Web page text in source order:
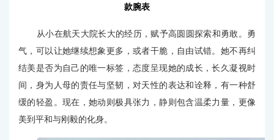
款腕表
从小在航天大院长大的经历，赋予高圆圆探索和勇敢。勇
气，可以让她继续想象更多，或者干脆，自由试错。她不再纠
结美是否为自己的唯一标签，态度呈现她的成长，长久凝视时
间，身为人母的责任与坚韧，对天性的表达和诠释，有一种舒
缓的轻盈。现在，她动则极具张力，静则包含温柔力量，更像
美到平和与刚毅的化身。